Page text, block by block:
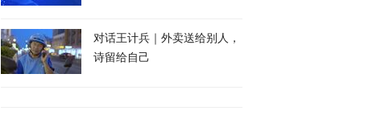
对话王计兵｜外卖送给别人，
诗留给自己